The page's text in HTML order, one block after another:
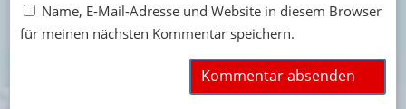
Name, E-Mail-Adresse und Website in diesem Browser
für meinen nächsten Kommentar speichern.